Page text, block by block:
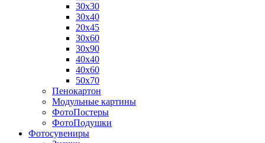
30х30
30х40
20х45
30х60
30х90
40х40
40х60
50х70
Пенокартон
Модульные картины
ФотоПостеры
ФотоПодушки
Фотоcувениры